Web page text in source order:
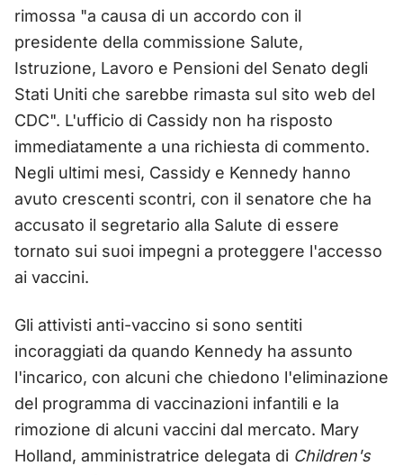
rimossa "a causa di un accordo con il
presidente della commissione Salute,
Istruzione, Lavoro e Pensioni del Senato degli
Stati Uniti che sarebbe rimasta sul sito web del
CDC". L'ufficio di Cassidy non ha risposto
immediatamente a una richiesta di commento.
Negli ultimi mesi, Cassidy e Kennedy hanno
avuto crescenti scontri, con il senatore che ha
accusato il segretario alla Salute di essere
tornato sui suoi impegni a proteggere l'accesso
ai vaccini.
Gli attivisti anti-vaccino si sono sentiti
incoraggiati da quando Kennedy ha assunto
l'incarico, con alcuni che chiedono l'eliminazione
del programma di vaccinazioni infantili e la
rimozione di alcuni vaccini dal mercato. Mary
Holland, amministratrice delegata di Children's